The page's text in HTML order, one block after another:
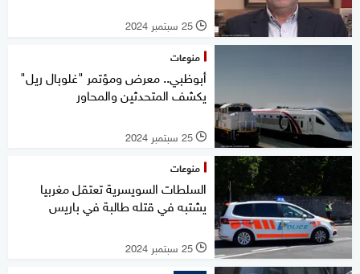
l 25 سبتمبر 2024
منوعات
أبوظبي.. معرض ومؤتمر "غلوبال ريل"
يكشف المتحدثين والمحاور
l 25 سبتمبر 2024
منوعات
السلطات السويسرية تعتقل مغربيا
يشتبه في قتله طالبة في باريس
l 25 سبتمبر 2024